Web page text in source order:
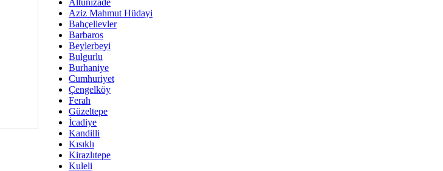
Hukukun Adaleti Kalmadı Üstadım!
İmar Sorunlarının Genel Çözümü ''Riskli Alan Dönüşümü''
Altunizade
Aziz Mahmut Hüdayi
Bahçelievler
Barbaros
Beylerbeyi
Bulgurlu
Burhaniye
Cumhuriyet
Çengelköy
Ferah
Güzeltepe
İcadiye
Kandilli
Kısıklı
Kirazlıtepe
Kuleli